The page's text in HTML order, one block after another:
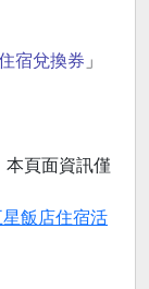
宿兌換券 」
本頁面資訊僅
飯店住宿活